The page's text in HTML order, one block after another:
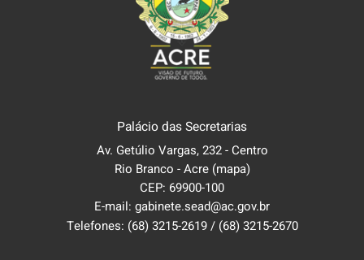
Palácio das Secretarias
Av. Getúlio Vargas, 232 - Centro
Rio Branco - Acre (mapa)
CEP: 69900-100
E-mail: gabinete.sead@ac.gov.br
Telefones: (68) 3215-2619/ (68) 3215-2670